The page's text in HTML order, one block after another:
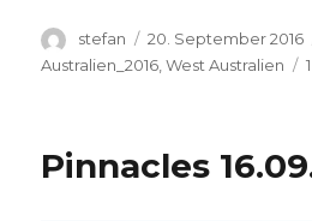
Autor
stefan
Veröffentlicht
am
20. September 2016
Australien_2016 ,West Australien
Pinnacles